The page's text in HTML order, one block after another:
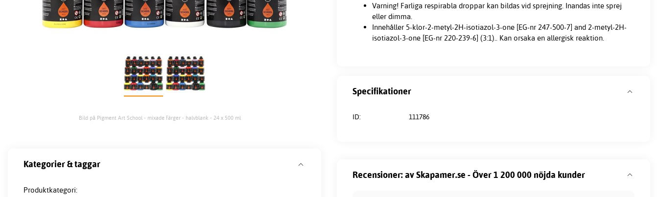
Bild på Pigment Art School - mixade färger - halvblank - 24 x 500 ml
Varning! Farliga respirabla droppar kan bildas vid sprejning. Inandas inte sprej
eller dimma.
Innehåller 5-klor-2-metyl-2H-isotiazol-3-one [EG-nr 247-500-7] and 2-metyl-2H-
isotiazol-3-one [EG-nr 220-239-6] (3:1).. Kan orsaka en allergisk reaktion.
Specifikationer
ID: 111786
Kategorier & taggar
Produktkategori:
Recensioner: av Skapamer.se - Över 1 200 000 nöjda kunder